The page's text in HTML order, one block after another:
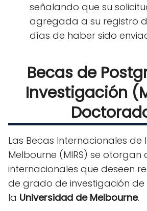
señalando que su
agregada a su registro
días de haber sido
Becas de
Investigación
Las Becas Internacionales de
Melbourne (MIRS) se otorgan
internacionales que deseen
de grado de investigación
la Universidad de Melbourne.